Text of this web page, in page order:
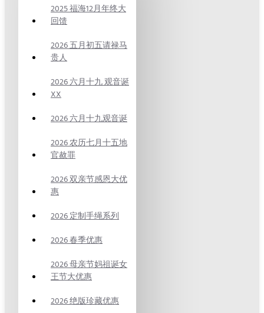
2025 福海12月年终大
回馈
2026 五月初五请禄马
贵人
2026 六月十九 观音诞
XX
2026 六月十九观音诞
2026 农历七月十五地
官赦罪
2026 双亲节感恩大优
惠
2026 定制手绳系列
2026 春季优惠
2026 母亲节妈祖诞女
王节大优惠
2026 绝版珍藏优惠